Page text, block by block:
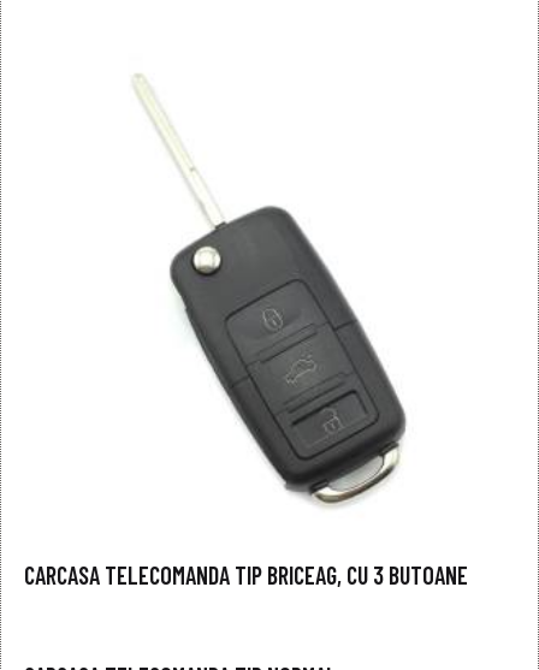
CARCASA TELECOMANDA TIP BRICEAG, CU 3 BUTOANE